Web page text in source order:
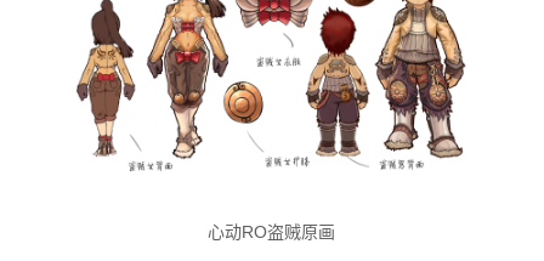
甜蜜召唤师
光影之都
崭新时空
心动RO盗贼原画